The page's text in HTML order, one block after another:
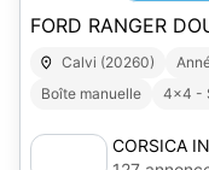
FORD RANGER
Calvi (20260)
Boîte manuelle
4x4 -
CORSICA